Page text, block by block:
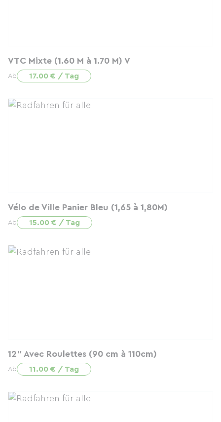
VTC Mixte (1.60 M à 1.70 M) V
Ab 17.00 € / Tag
Vélo de Ville Panier Bleu (1,65 à 1,80M)
Ab 15.00 € / Tag
12" Avec Roulettes (90 cm à 110cm)
Ab 11.00 € / Tag